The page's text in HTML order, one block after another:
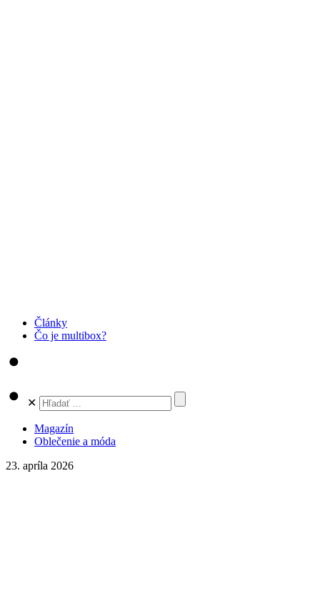
Články
Čo je multibox?
✕
Magazín
Oblečenie a móda
23. apríla 2026